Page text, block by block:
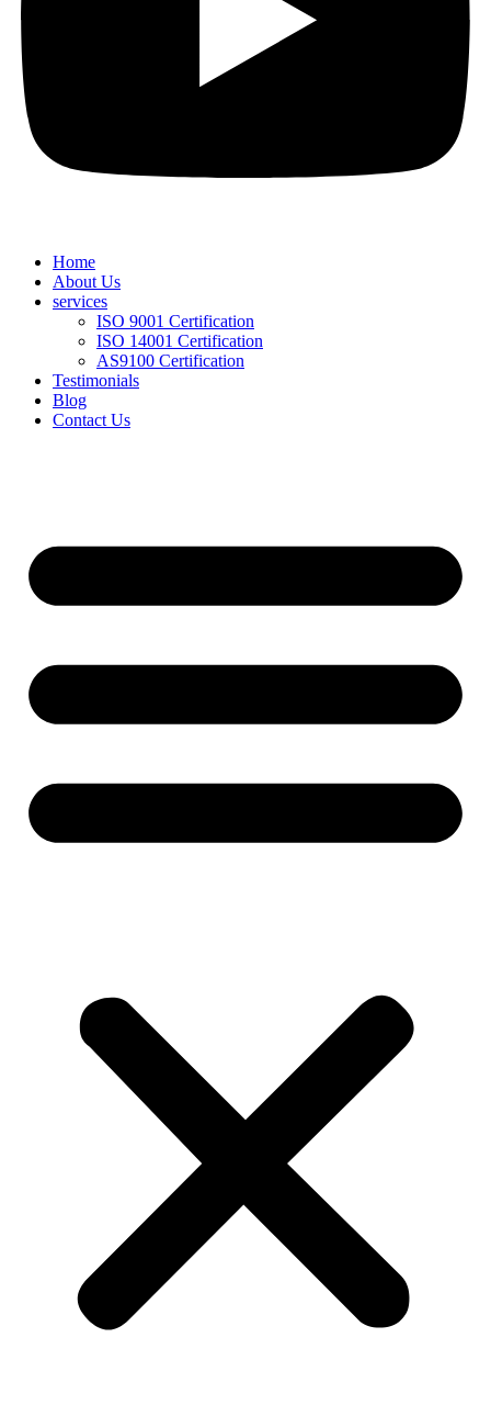
Home
About Us
services
ISO 9001 Certification
ISO 14001 Certification
AS9100 Certification
Testimonials
Blog
Contact Us